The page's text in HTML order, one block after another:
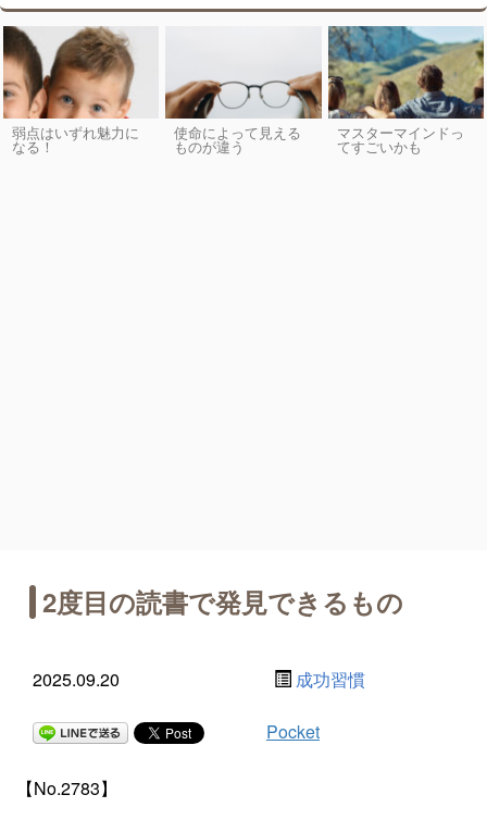
弱点はいずれ魅力に
なる！
使命によって見える
ものが違う
マスターマインドっ
てすごいかも
2度目の読書で発見できるもの
2025.09.20 成功習慣
Pocket
【No.2783】